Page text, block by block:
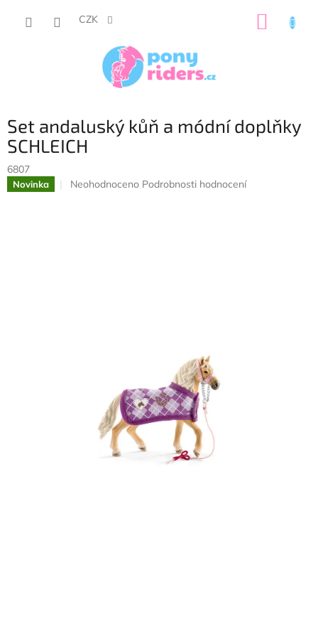
CZK
Set andaluský kůň a módní doplňky
SCHLEICH
6807
Novinka
Průměrné
Neohodnoceno Podrobnosti hodnocení